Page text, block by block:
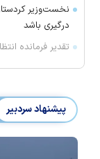
نخست‌وزیر
درگیری باشد
تقدیر فرمانده
پیشنهاد سردبیر